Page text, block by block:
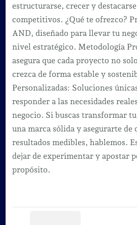
estructurarse, crecer y
competitivos. ¿Qué te ofrezco?
AND, diseñado para llevar tu
nivel estratégico. Metodología
asegura que cada proyecto no
crezca de forma estable y
Personalizadas: Soluciones
responder a las necesidades
negocio. Si buscas transformar
una marca sólida y asegurarte de
resultados medibles, hablemos.
dejar de experimentar y apostar
propósito.